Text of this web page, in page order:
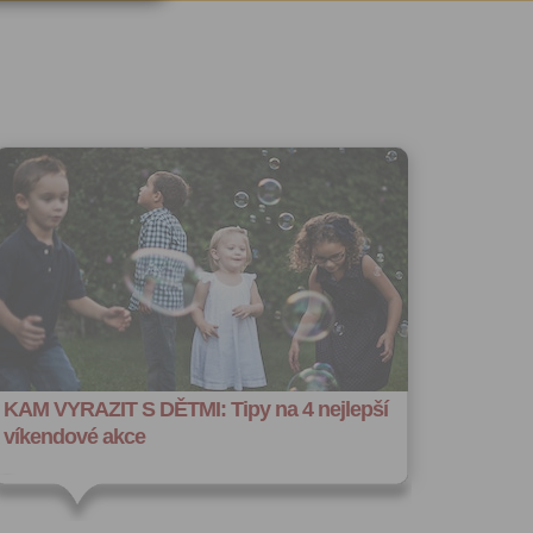
KAM VYRAZIT S DĚTMI: Tipy na 4 nejlepší
víkendové akce
účelem
účtu
na
po
souhlas
sdělení